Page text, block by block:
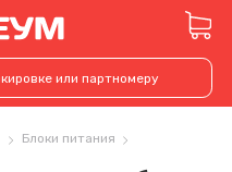
Блоки питания